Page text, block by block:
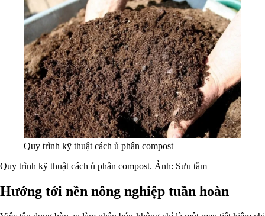
Quy trình kỹ thuật cách ủ phân compost
Quy trình kỹ thuật cách ủ phân compost. Ảnh: Sưu tầm
Hướng tới nền nông nghiệp tuần hoàn